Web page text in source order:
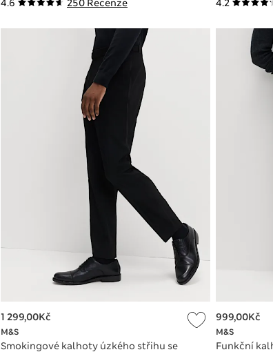
4.6 250 Recenze 4.2
M&S
Smokingové kalhoty úzkého střihu se
1 299,00Kč
M&S
Funkční
999,00Kč